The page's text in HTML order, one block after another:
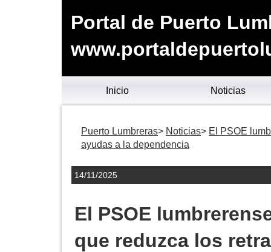
Portal de Puerto
Inicio Noticias
Puerto Lumbreras Noticias
El PSOE
ayudas a la dependencia
14/11/2025
El PSOE
que reduzca los